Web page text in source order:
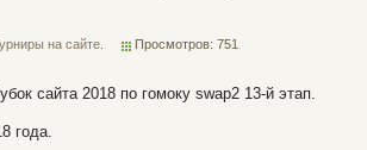
на сайте Просмотров: 751
сайта 2018 по гомоку swap2 13-й этап.
года.